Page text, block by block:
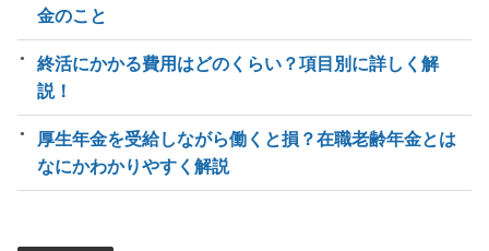
金のこと
終活にかかる費用はどのくらい？項目別に詳しく解
説！
厚生年金を受給しながら働くと損？在職老齢年金とは
なにかわかりやすく解説